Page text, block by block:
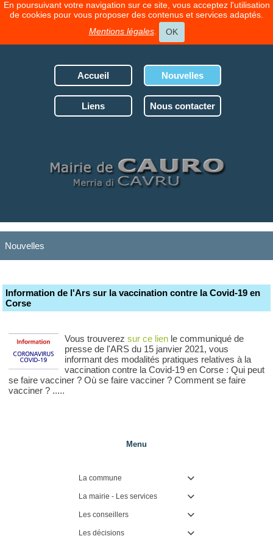
En poursuivant votre navigation sur ce site, vous acceptez l'utilisation
de cookies pour vous proposer des contenus et services adaptés.
Mentions légales. OK
Accueil Nouvelles
Liens Nous contacter
Nouvelles
Information de l'Ars sur la vaccination contre la Covid-19 en
Corse
Vous trouverez sur ce lien le communiqué de
presse de l'ARS du 15 janvier 2021, vous
informant des modalités pratiques relatives à la
vaccination contre la Covid-19 en Corse : Qui peut
se faire vacciner ? Où se faire vacciner ? Comment se faire
vacciner ? .....
Menu
La commune 
La mairie - Les services 
Les conseillers 
Les décisions 